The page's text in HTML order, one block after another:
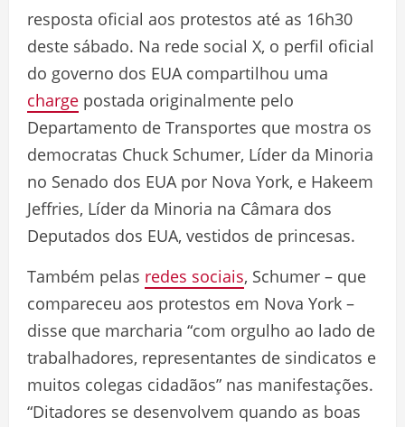
resposta oficial aos protestos até as 16h30
deste sábado. Na rede social X, o perfil oficial
do governo dos EUA compartilhou uma
charge postada originalmente pelo
Departamento de Transportes que mostra os
democratas Chuck Schumer, Líder da Minoria
no Senado dos EUA por Nova York, e Hakeem
Jeffries, Líder da Minoria na Câmara dos
Deputados dos EUA, vestidos de princesas.
Também pelas redes sociais, Schumer – que
compareceu aos protestos em Nova York –
disse que marcharia “com orgulho ao lado de
trabalhadores, representantes de sindicatos e
muitos colegas cidadãos” nas manifestações.
“Ditadores se desenvolvem quando as boas